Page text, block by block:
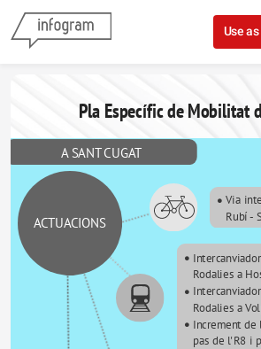
Skip to content
Use
Pla Específic de Mobilitat
A SANT CUGAT
A SANT CUGAT
ACTUACIONS
Via
Rubí -
Rodalies a
Rodalies a
Increment de
pas de l'R8 i